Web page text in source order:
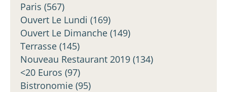
Paris (567)
Ouvert Le Lundi (169)
Ouvert Le Dimanche (149)
Terrasse (145)
Nouveau Restaurant 2019 (134)
<20 Euros (97)
Bistronomie (95)